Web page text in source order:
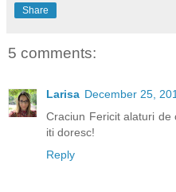
Share
5 comments:
Larisa December 25,
Craciun Fericit alaturi
iti doresc!
Reply